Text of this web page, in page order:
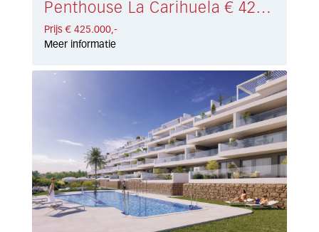
Penthouse La Carihuela € 425.000,-
Prijs € 425.000,-
Meer informatie